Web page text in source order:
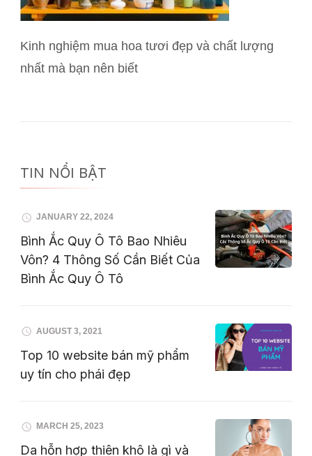
Kinh nghiệm mua hoa tươi đẹp và chất lượng
nhất mà bạn nên biết
TIN NỔI BẬT
JANUARY 22, 2024
Bình Ắc Quy Ô Tô Bao Nhiêu
Vôn? 4 Thông Số Cần Biết Của
Bình Ắc Quy Ô Tô
AUGUST 3, 2021
Top 10 website bán mỹ phẩm
uy tín cho phái đẹp
MARCH 25, 2023
Da hỗn hợp thiên khô là gì và